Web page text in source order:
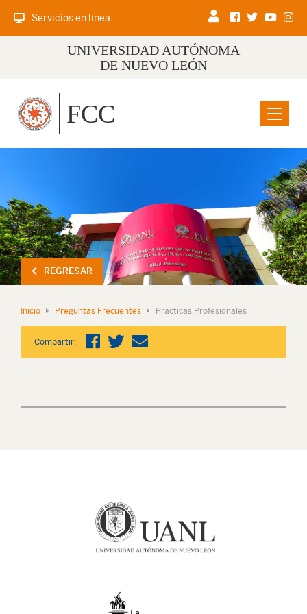
Servicios en línea
UNIVERSIDAD AUTÓNOMA
DE NUEVO LEÓN
Menu
FCC
REGRESAR
Inicio Preguntas Frecuentes Prácticas Profesionales
Compartir: